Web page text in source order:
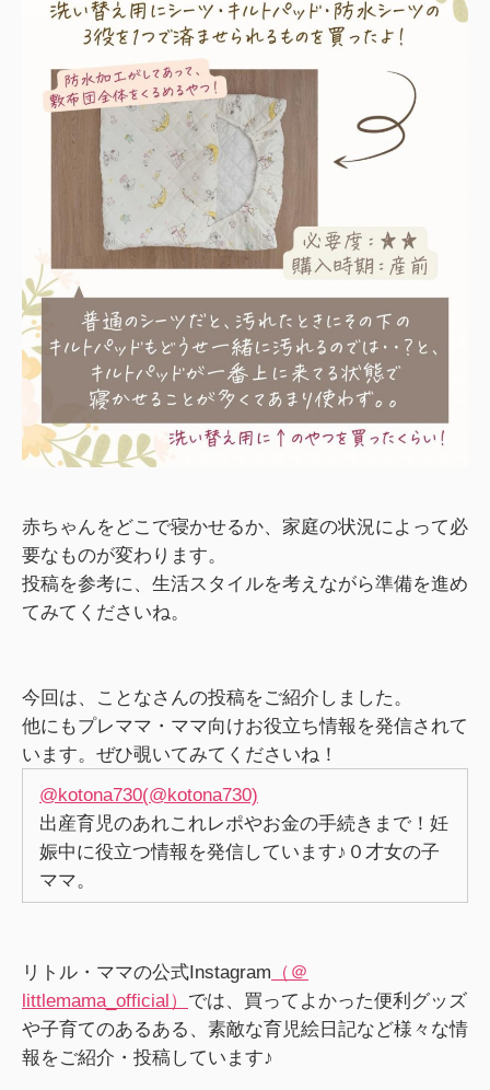
赤ちゃんをどこで寝かせるか、家庭の状況によって必
要なものが変わります。
投稿を参考に、生活スタイルを考えながら準備を進め
てみてくださいね。
今回は、ことなさんの投稿をご紹介しました。
他にもプレママ・ママ向けお役立ち情報を発信されて
います。ぜひ覗いてみてくださいね！
@kotona730(@kotona730)
出産育児のあれこれレポやお金の手続きまで！妊
娠中に役立つ情報を発信しています♪０才女の子
ママ。
リトル・ママの公式Instagram （＠
littlemama_official） では、買ってよかった便利グッズ
や子育てのあるある、素敵な育児絵日記など様々な情
報をご紹介・投稿しています♪